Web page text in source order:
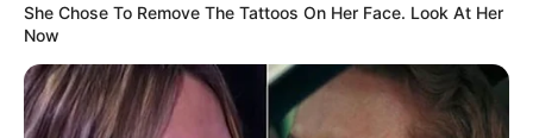
She Chose To Remove The Tattoos On Her Face. Look At Her
Now